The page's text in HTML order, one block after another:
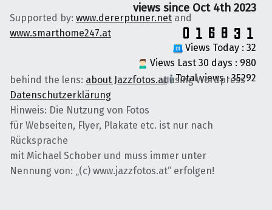
Supported by: www.dererptuner.net and
www.smarthome247.at
behind the lens: about Jazzfotos.atusing Wordpress
Datenschutzerklärung
Hinweis: Die Nutzung von Fotos
für Webseiten, Flyer, Plakate etc. ist nur nach
Rücksprache
mit Michael Schober und muss immer unter
Nennung von: „(c) www.jazzfotos.at“ erfolgen!
views since Oct 4th 2023
Views Today : 32
Views Last 30 days : 980
Total views : 35292